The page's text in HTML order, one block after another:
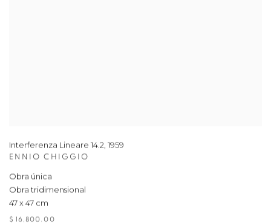
Interferenza Lineare 14.2, 1959
ENNIO CHIGGIO
Obra única
Obra tridimensional
47 x 47 cm
$ 16,800.00